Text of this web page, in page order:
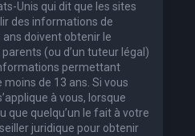
Unis qui dit que les sites
des informations de
doivent obtenir le
(ou d’un tuteur légal)
permettant
de 13 ans. Si vous
à vous, lorsque
que quelqu’un le fait à votre
juridique pour obtenir